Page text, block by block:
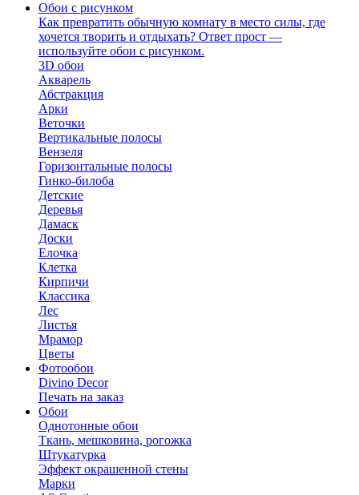
Обои с рисунком
Как превратить обычную комнату в место силы, где
хочется творить и отдыхать? Ответ прост —
используйте обои с рисунком.
3D обои
Акварель
Абстракция
Арки
Веточки
Вертикальные полосы
Вензеля
Горизонтальные полосы
Гинко-билоба
Детские
Деревья
Дамаск
Доски
Елочка
Клетка
Кирпичи
Классика
Лес
Листья
Мрамор
Цветы
Фотообои
Divino Decor
Печать на заказ
Обои
Однотонные обои
Ткань, мешковина, рогожка
Штукатурка
Эффект окрашенной стены
Марки